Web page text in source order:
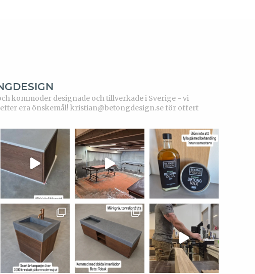
kommoder designade och tillverkade i Sverige - vi
era önskemål! kristian@betongdesign.se för offert